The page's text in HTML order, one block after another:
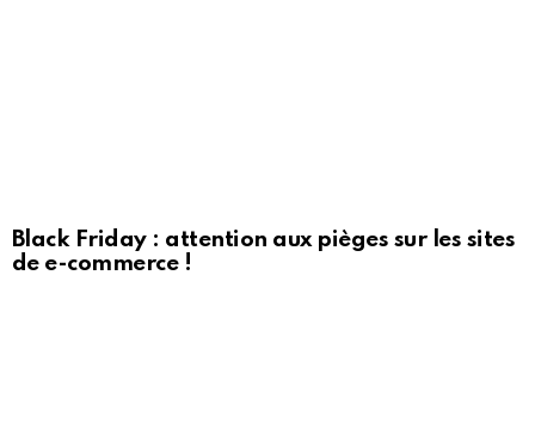
Black Friday : attention aux pièges sur les sites
de e-commerce !